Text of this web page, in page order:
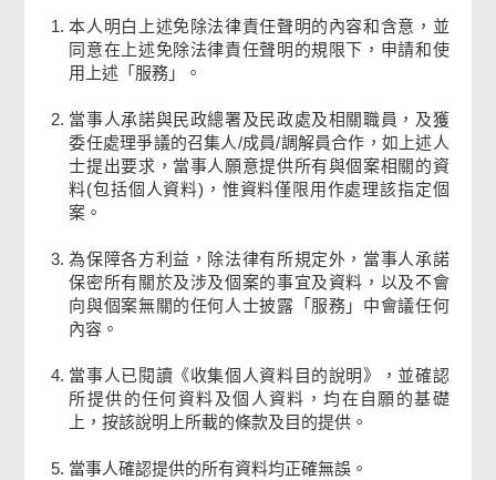
本人明白上述免除法律責任聲明的內容和含意，並
同意在上述免除法律責任聲明的規限下，申請和使
用上述「服務」。
當事人承諾與民政總署及民政處及相關職員，及獲
委任處理爭議的召集人/成員/調解員合作，如上述人
士提出要求，當事人願意提供所有與個案相關的資
料(包括個人資料)，惟資料僅限用作處理該指定個
案。
為保障各方利益，除法律有所規定外，當事人承諾
保密所有關於及涉及個案的事宜及資料，以及不會
向與個案無關的任何人士披露「服務」中會議任何
內容。
當事人已閱讀《收集個人資料目的說明》，並確認
所提供的任何資料及個人資料，均在自願的基礎
上，按該說明上所載的條款及目的提供。
當事人確認提供的所有資料均正確無誤。